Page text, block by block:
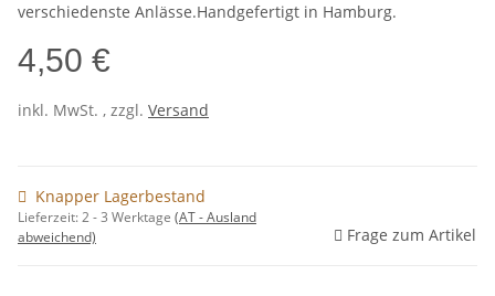
verschiedenste Anlässe.Handgefertigt in Hamburg.
4,50 €
inkl. MwSt. , zzgl. Versand
Knapper Lagerbestand
Lieferzeit:2 - 3 Werktage (AT - Ausland
abweichend)
Frage zum Artikel